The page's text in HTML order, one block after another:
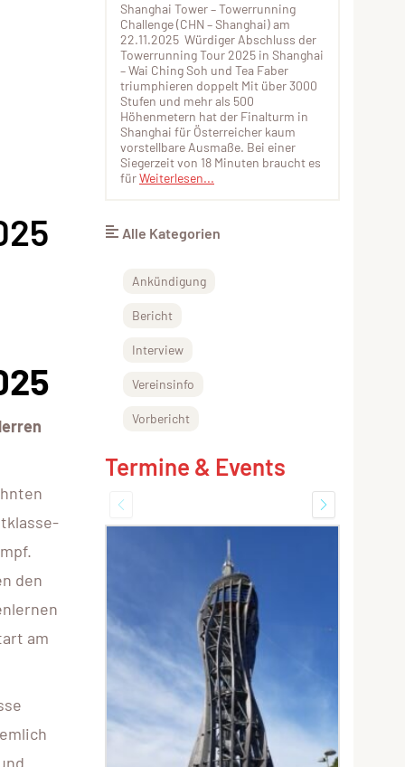
den
am
Shanghai Tower – Towerrunning
Challenge (CHN – Shanghai) am
22.11.2025 Würdiger Abschluss der
Towerrunning Tour 2025 in Shanghai
– Wai Ching Soh und Tea Faber
triumphieren doppelt Mit über 3000
Stufen und mehr als 500
Höhenmetern hat der Finalturm in
Shanghai für Österreicher kaum
vorstellbare Ausmaße. Bei einer
Siegerzeit von 18 Minuten braucht es
fürWeiterlesen...
Alle Kategorien
Ankündigung
Bericht
Interview
Vereinsinfo
Vorbericht
Termine & Events